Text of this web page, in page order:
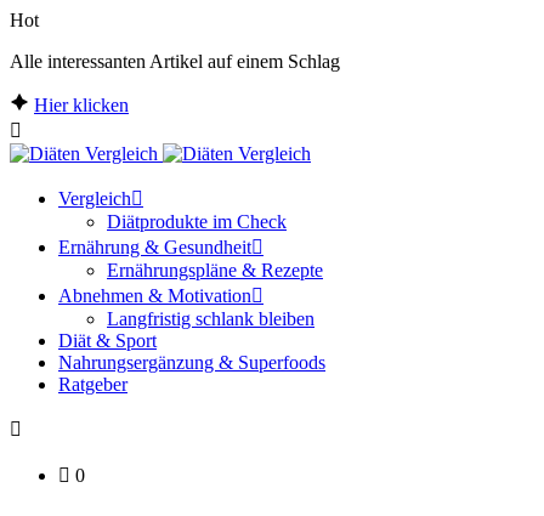
Hot
Alle interessanten Artikel auf einem Schlag
Hier klicken
Vergleich
Diätprodukte im Check
Ernährung & Gesundheit
Ernährungspläne & Rezepte
Abnehmen & Motivation
Langfristig schlank bleiben
Diät & Sport
Nahrungsergänzung & Superfoods
Ratgeber
0